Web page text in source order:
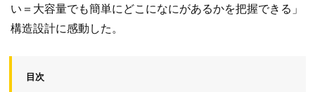
い＝大容量でも簡単にどこになにがあるかを把握できる」
構造設計に感動した。
目次